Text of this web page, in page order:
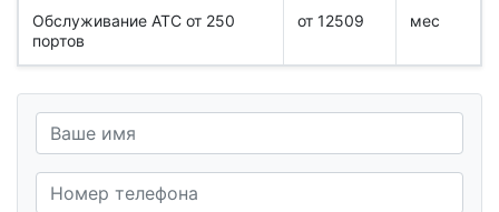
Обслуживание АТС от 250
портов
от 12509 мес